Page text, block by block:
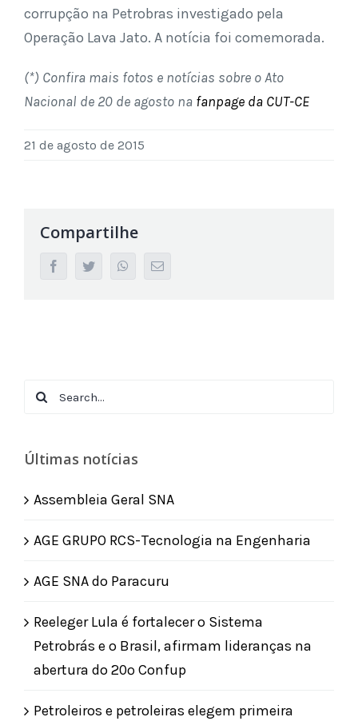
corrupção na Petrobras investigado pela
Operação Lava Jato. A notícia foi comemorada.
(*) Confira mais fotos e notícias sobre o Ato
Nacional de 20 de agosto na fanpage da CUT-CE
21 de agosto de 2015
Compartilhe
facebooktwitter whatsappEmail
Search
Últimas notícias
Assembleia Geral SNA
AGE GRUPO RCS-Tecnologia na Engenharia
AGE SNA do Paracuru
Reeleger Lula é fortalecer o Sistema
Petrobrás e o Brasil, afirmam lideranças na
abertura do 20º Confup
Petroleiros e petroleiras elegem primeira